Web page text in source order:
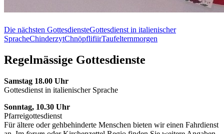
Die nächsten GottesdiensteGottesdienst in italienischer
SpracheChinderzytChnöpflifiirTaufelternmorgen
Regelmässige Gottesdienste
Samstag 18.00 Uhr
Gottesdienst in italienischer Sprache
Sonntag, 10.30 Uhr
Pfarreigottesdienst
Für ältere oder gehbehinderte Menschen bieten wir einen Fahrdienst